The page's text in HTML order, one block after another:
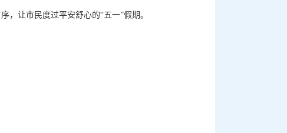
，让市民度过平安舒心的“五一”假期。